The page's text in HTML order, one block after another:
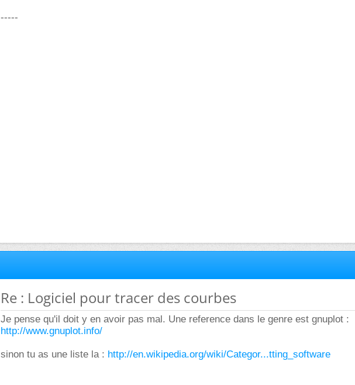
-----
Re : Logiciel pour tracer des courbes
Je pense qu'il doit y en avoir pas mal. Une reference dans le genre est gnuplot :
http://www.gnuplot.info/
sinon tu as une liste la : http://en.wikipedia.org/wiki/Categor...tting_software